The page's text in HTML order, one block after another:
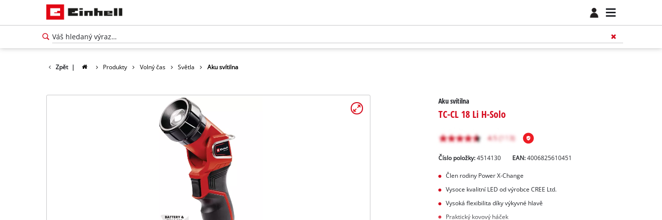
Zpět | Produkty Volný čas Světla Aku svítilna
Aku svítilna
TC-CL 18 Li H-Solo
Číslo položky: 4514130 EAN:4006825610451
Člen rodiny Power X-Change
Vysoce kvalitní LED od výrobce CREE Ltd.
Vysoká flexibilita díky výkyvné hlavě
Praktický kovový háček